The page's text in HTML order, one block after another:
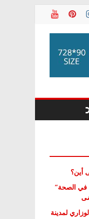
أين؟
في الصحة”
لمدينة